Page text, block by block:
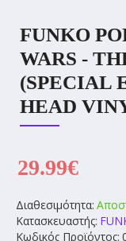
FUNKO
WARS -
(SPECIAL
HEAD
Διαθεσιμότητα:
Κατασκευαστής:
Κωδικός Προϊόντος:
29.99€